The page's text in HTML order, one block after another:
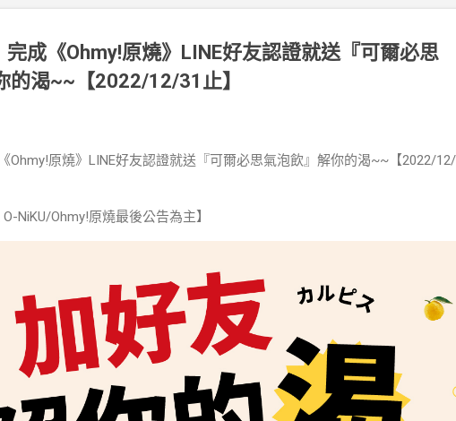
完成《Ohmy!原燒》LINE好友認證就送『可爾必思
的渴~~【2022/12/31止】
Ohmy!原燒》LINE好友認證就送『可爾必思氣泡飲』解你的渴~~【2022/
NiKU/Ohmy!原燒最後公告為主】